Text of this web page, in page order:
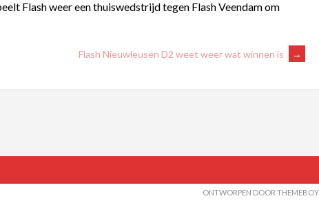
Flash weer een thuiswedstrijd tegen Flash Veendamom
Flash Nieuwleusen D2 weet weer wat winnen is →
ONTWORPEN DOOR THEMEBOY